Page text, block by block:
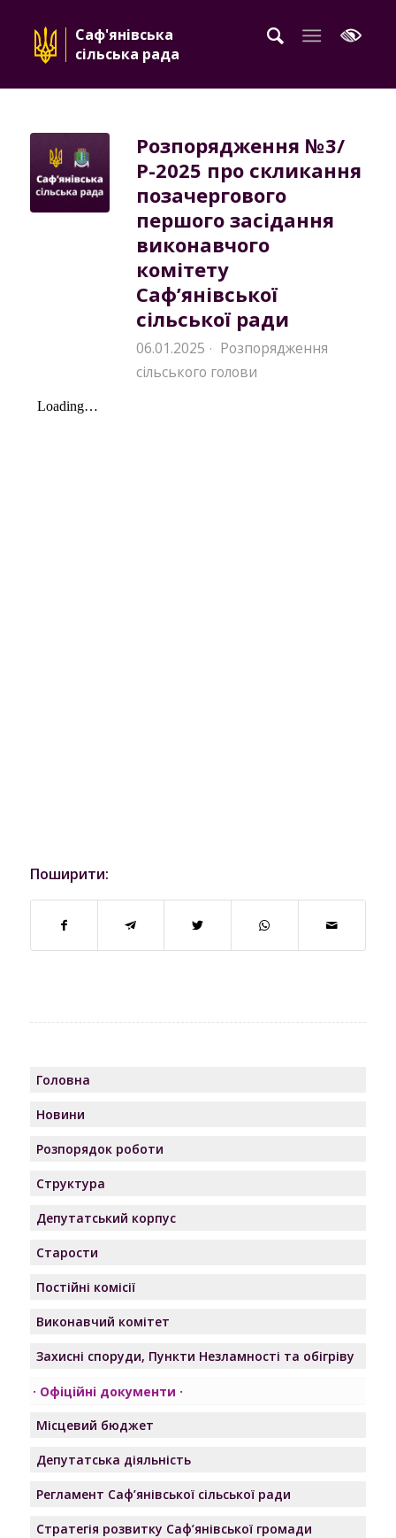
Саф'янівська
сільська рада
Розпорядження №3/
Р-2025 про скликання
позачергового
першого засідання
виконавчого
комітету
Саф’янівської
сільської ради
06.01.2025 · Розпорядження
сільського голови
Поширити:
Головна
Новини
Розпорядок роботи
Структура
Депутатський корпус
Старости
Постійні комісії
Виконавчий комітет
Захисні споруди, Пункти Незламності та обігріву
Офіційні документи
Місцевий бюджет
Депутатська діяльність
Регламент Саф’янівської сільської ради
Стратегія розвитку Саф’янівської громади